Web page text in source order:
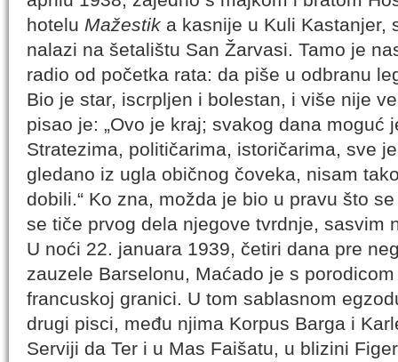
Novi prevod Danteovog Novog života,
Danteove Gozbe na srpski jezik, kao i
pesama vezanih za Novi život.
kritičkim aparatom i književno-
istorijskim kontekstom koji oblikuju
priređivača Snežane Milinković, ovo je
srpskom čitaocu omogućava susret s
Danteovog pesništva.
hotelu Mažestik a kasnije u Kuli Kastanjer,
nalazi na šetalištu San Žarvasi. Tamo je
radio od početka rata: da piše u odbranu
Bio je star, iscrpljen i bolestan, i više nije
pisao je: „Ovo je kraj; svakog dana moguć
Stratezima, političarima, istoričarima, sve
gledano iz ugla običnog čoveka, nisam
dobili.“ Ko zna, možda je bio u pravu što
se tiče prvog dela njegove tvrdnje, sasvim
U noći 22. januara 1939, četiri dana pre
zauzele Barselonu, Maćado je s
francuskoj granici. U tom sablasnom
drugi pisci, među njima Korpus Barga i
Serviji da Ter i u Mas Faišatu, u blizini